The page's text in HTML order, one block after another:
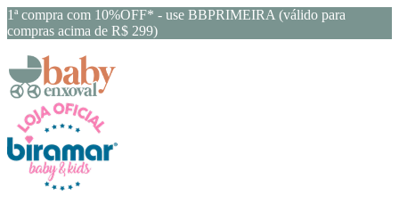
1ª compra com 10%OFF* - use BBPRIMEIRA (válido para
compras acima de R$ 299)